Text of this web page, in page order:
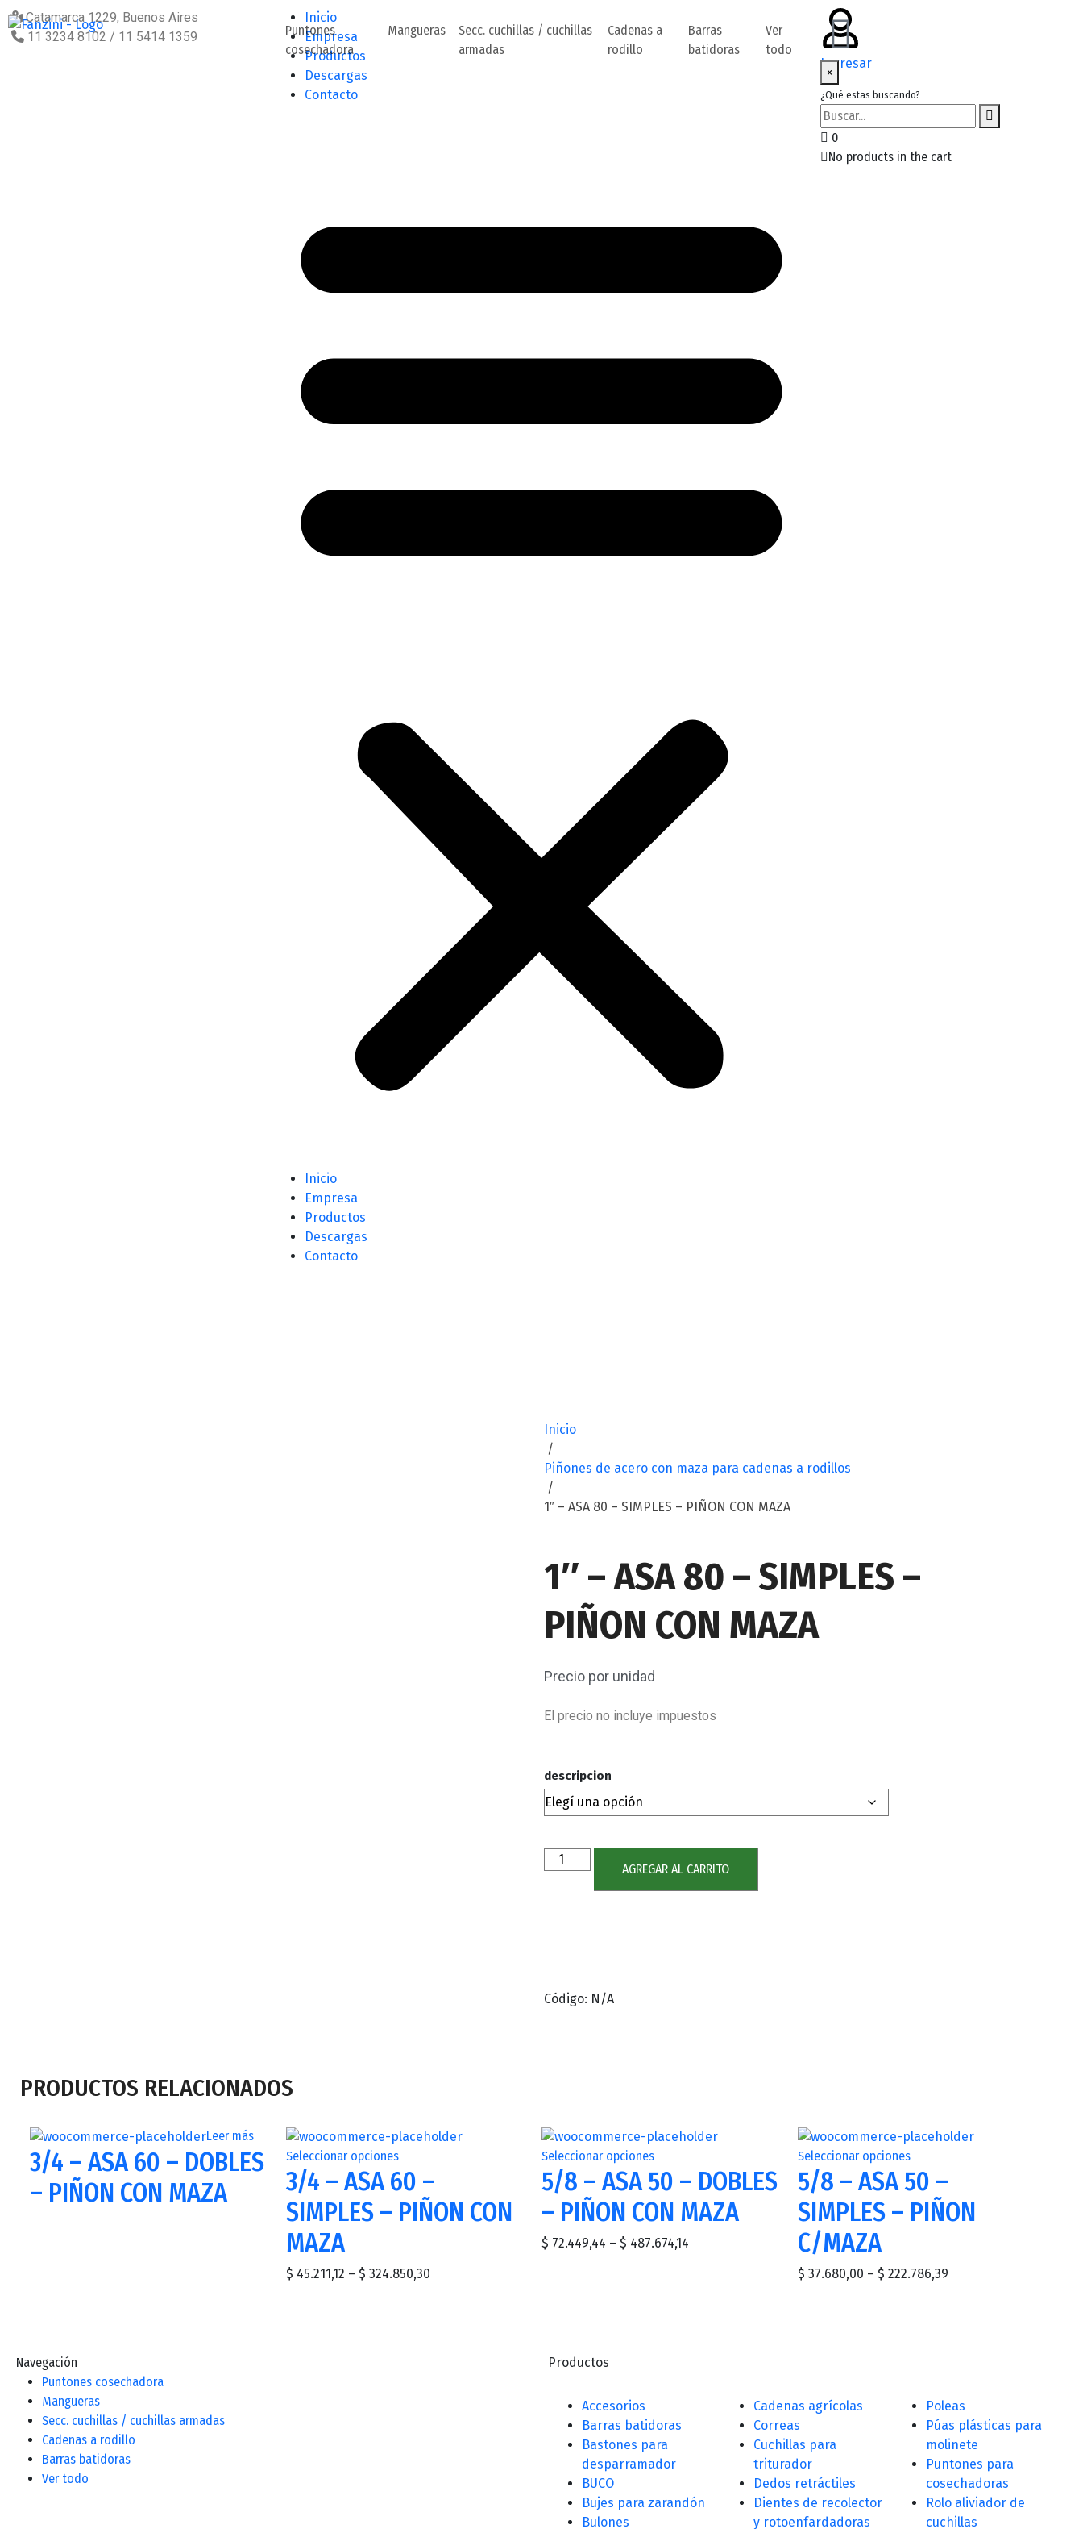
Catamarca 1229, Buenos Aires
11 3234 8102 / 11 5414 1359
Inicio
Empresa
Productos
Descargas
Contacto
Inicio
Empresa
Productos
Descargas
Contacto
Ingresar
Puntones
cosechadora
Mangueras
Secc. cuchillas / cuchillas
armadas
Cadenas a
rodillo
Barras
batidoras
Ver
todo
×
¿Qué estas buscando?
0
No products in the cart
Inicio
/
Piñones de acero con maza para cadenas a rodillos
/
1″ – ASA 80 – SIMPLES – PIÑON CON MAZA
1″ – ASA 80 – SIMPLES –
PIÑON CON MAZA
Precio por unidad
El precio no incluye impuestos
descripcion
AGREGAR AL CARRITO
Código: N/A
PRODUCTOS RELACIONADOS
Leer más
3/4 – ASA 60 – DOBLES
– PIÑON CON MAZA
Seleccionar opciones
3/4 – ASA 60 –
SIMPLES – PIÑON CON
MAZA
$ 45.211,12 – $ 324.850,30
Seleccionar opciones
5/8 – ASA 50 – DOBLES
– PIÑON CON MAZA
$ 72.449,44 – $ 487.674,14
Seleccionar opciones
5/8 – ASA 50 –
SIMPLES – PIÑON
C/MAZA
$ 37.680,00 – $ 222.786,39
Navegación
Puntones cosechadora
Mangueras
Secc. cuchillas / cuchillas armadas
Cadenas a rodillo
Barras batidoras
Ver todo
Productos
Accesorios
Barras batidoras
Bastones para
desparramador
BUCO
Bujes para zarandón
Bulones
Cadenas agrícolas
Correas
Cuchillas para
triturador
Dedos retráctiles
Dientes de recolector
y rotoenfardadoras
Poleas
Púas plásticas para
molinete
Puntones para
cosechadoras
Rolo aliviador de
cuchillas